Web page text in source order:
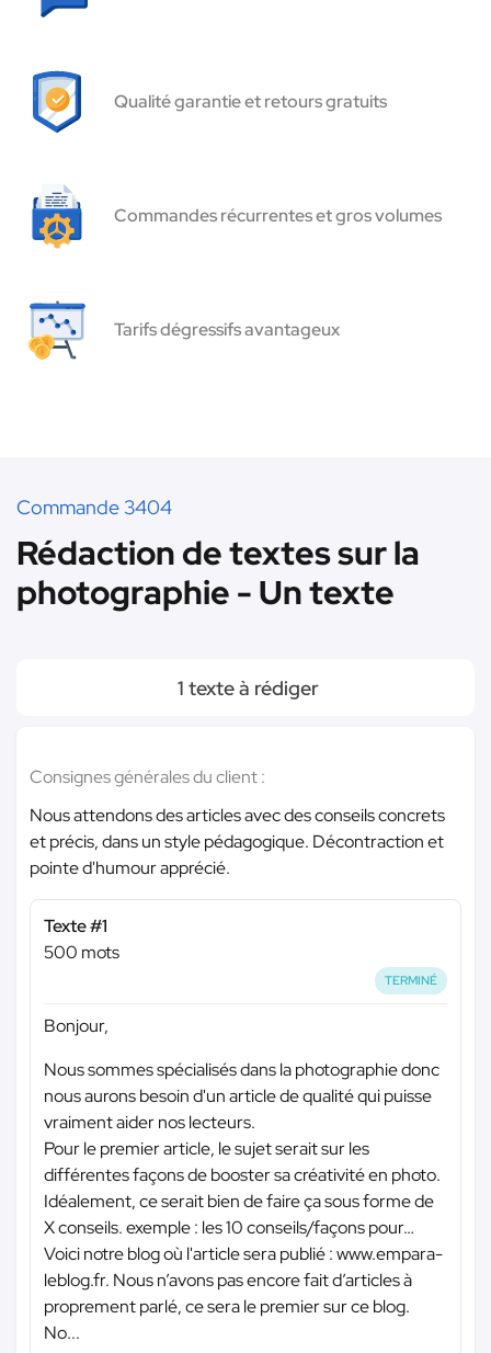
Qualité garantie et retours gratuits
Commandes récurrentes et gros volumes
Tarifs dégressifs avantageux
Commande 3404
Rédaction de textes sur la
photographie - Un texte
1 texte à rédiger
Consignes générales du client :
Nous attendons des articles avec des conseils concrets
et précis, dans un style pédagogique. Décontraction et
pointe d'humour apprécié.
Texte #1
500 mots
TERMINÉ
Bonjour,
Nous sommes spécialisés dans la photographie donc
nous aurons besoin d'un article de qualité qui puisse
vraiment aider nos lecteurs.
Pour le premier article, le sujet serait sur les
différentes façons de booster sa créativité en photo.
Idéalement, ce serait bien de faire ça sous forme de
X conseils. exemple : les 10 conseils/façons pour…
Voici notre blog où l'article sera publié : www.empara-
leblog.fr. Nous n’avons pas encore fait d’articles à
proprement parlé, ce sera le premier sur ce blog.
No...